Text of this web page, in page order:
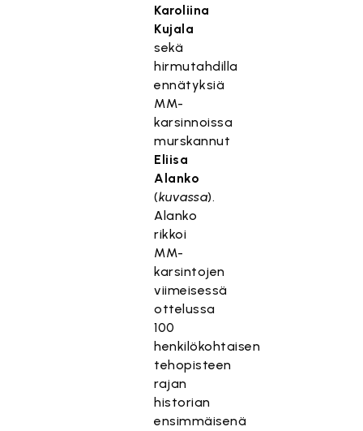
Karoliina
Kujala
sekä
hirmutahdilla
ennätyksiä
MM-
karsinnoissa
murskannut
Eliisa
Alanko
(kuvassa).
Alanko
rikkoi
MM-
karsintojen
viimeisessä
ottelussa
100
henkilökohtaisen
tehopisteen
rajan
historian
ensimmäisenä